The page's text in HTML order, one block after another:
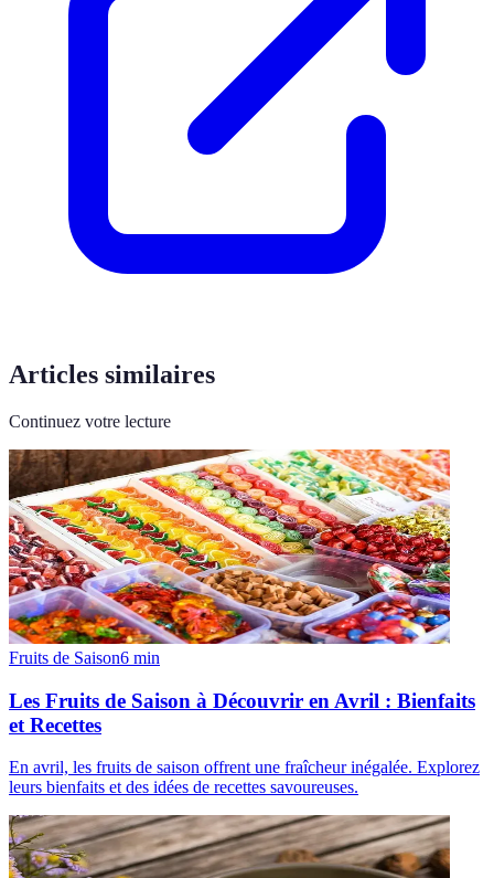
Articles similaires
Continuez votre lecture
Fruits de Saison6 min
Les Fruits de Saison à Découvrir en Avril : Bienfaits
et Recettes
En avril, les fruits de saison offrent une fraîcheur inégalée. Explorez
leurs bienfaits et des idées de recettes savoureuses.